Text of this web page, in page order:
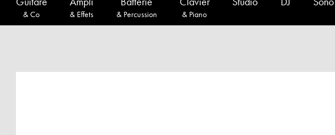
& Co & Effets & Percussion & Piano